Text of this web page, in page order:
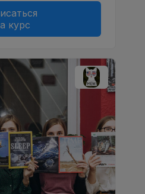
курс